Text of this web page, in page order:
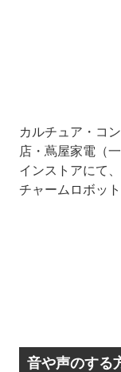
カルチュア・コ
店・蔦屋家電（
インストアにて
チャームロボッ
音や声のする